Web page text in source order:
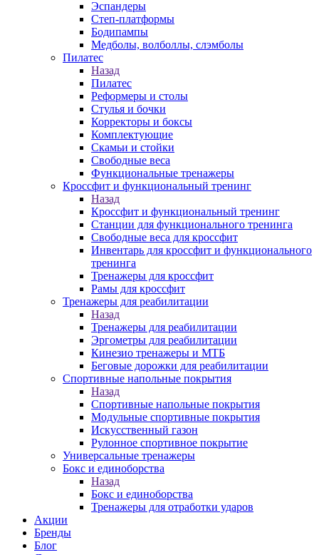
Эспандеры
Степ-платформы
Бодипампы
Медболы, волболлы, слэмболы
Пилатес
Назад
Пилатес
Реформеры и столы
Стулья и бочки
Корректоры и боксы
Комплектующие
Скамьи и стойки
Свободные веса
Функциональные тренажеры
Кроссфит и функциональный тренинг
Назад
Кроссфит и функциональный тренинг
Станции для функционального тренинга
Свободные веса для кроссфит
Инвентарь для кроссфит и функционального
тренинга
Тренажеры для кроссфит
Рамы для кроссфит
Тренажеры для реабилитации
Назад
Тренажеры для реабилитации
Эргометры для реабилитации
Кинезио тренажеры и МТБ
Беговые дорожки для реабилитации
Спортивные напольные покрытия
Назад
Спортивные напольные покрытия
Модульные спортивные покрытия
Искусственный газон
Рулонное спортивное покрытие
Универсальные тренажеры
Бокс и единоборства
Назад
Бокс и единоборства
Тренажеры для отработки ударов
Акции
Бренды
Блог